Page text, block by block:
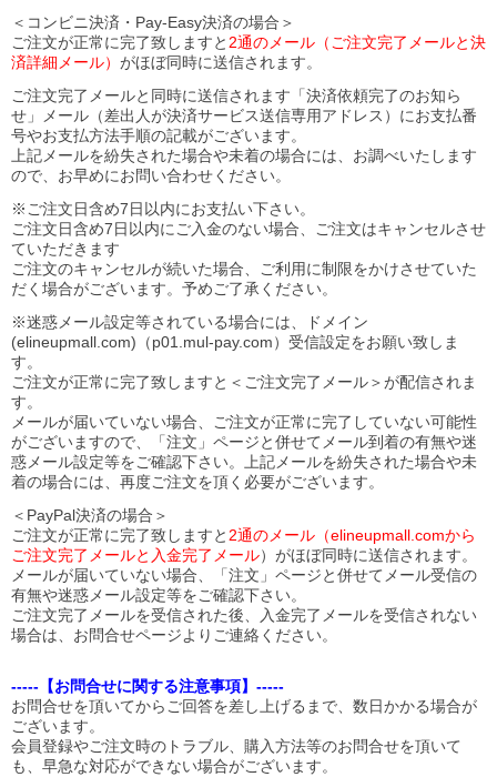
＜コンビニ決済・Pay-Easy決済の場合＞
ご注文が正常に完了致しますと 2通のメール（ご注文完了メールと決
済詳細メール） がほぼ同時に送信されます。
ご注文完了メールと同時に送信されます「決済依頼完了のお知ら
せ」メール（差出人が決済サービス送信専用アドレス）にお支払番
号やお支払方法手順の記載がございます。
上記メールを紛失された場合や未着の場合には、お調べいたします
ので、お早めにお問い合わせください。
※ご注文日含め7日以内にお支払い下さい。
ご注文日含め7日以内にご入金のない場合、ご注文はキャンセルさせ
ていただきます
ご注文のキャンセルが続いた場合、ご利用に制限をかけさせていた
だく場合がございます。予めご了承ください。
※迷惑メール設定等されている場合には、ドメイン
(elineupmall.com)（p01.mul-pay.com）受信設定をお願い致しま
す。
ご注文が正常に完了致しますと＜ご注文完了メール＞が配信されま
す。
メールが届いていない場合、ご注文が正常に完了していない可能性
がございますので、「注文」ページと併せてメール到着の有無や迷
惑メール設定等をご確認下さい。
上記メールを紛失された場合や未
着の場合には、再度ご注文を頂く必要がございます。
＜PayPal決済の場合＞
ご注文が正常に完了致しますと 2通のメール（elineupmall.comから
ご注文完了メールと入金完了メール）がほぼ同時に送信されます。
メールが届いていない場合、「注文」ページと併せてメール受信の
有無や迷惑メール設定等をご確認下さい。
ご注文完了メールを受信された後、入金完了メールを受信されない
場合は、お問合せページよりご連絡ください。
-----【お問合せに関する注意事項】-----
お問合せを頂いてからご回答を差し上げるまで、数日かかる場合が
ございます。
会員登録やご注文時のトラブル、購入方法等のお問合せを頂いて
も、早急な対応ができない場合がございます。